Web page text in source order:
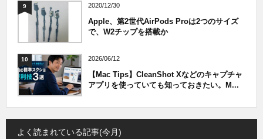
9 2020/12/30
Apple、第2世代AirPods Proは2つのサイズ
で、W2チップを搭載か
10 2026/06/12
【Mac Tips】CleanShot Xなどのキャプチャ
アプリを使っていても知っておきたい。M...
よく読まれている記事(今月)